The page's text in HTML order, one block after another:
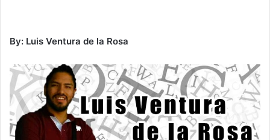
By: Luis Ventura de la Rosa